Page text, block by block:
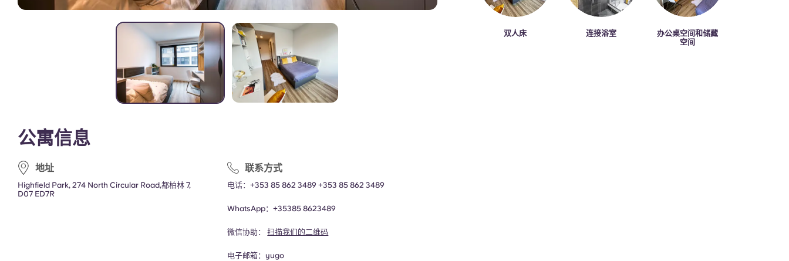
公寓信息
地址
Highfield Park, 274 North Circular Road,都柏林 7,
D07 ED7R
联系方式
电话：+353 85 862 3489+353 85 862 3489
WhatsApp：+35385 8623489
微信协助：扫描我们的二维码
电子邮箱： yugo
双人床 连接浴室
办公桌空间和储藏
空间